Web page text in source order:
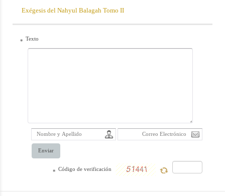
español y el
idioma árabe.
Exégesis del Nahyul Balagah Tomo II
* Texto
Enviar
* Código de verificación